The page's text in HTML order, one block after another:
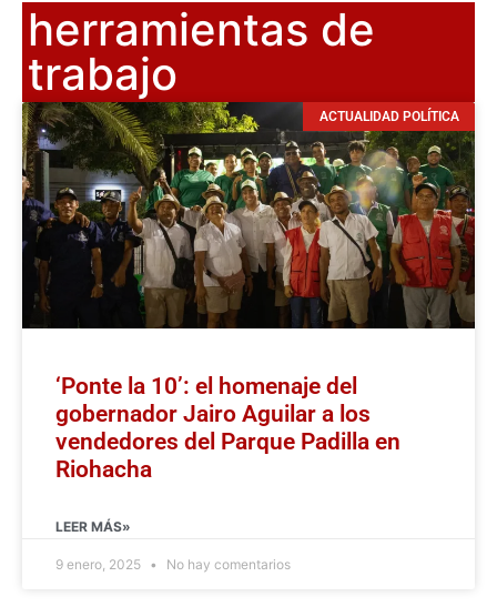
herramientas de
trabajo
ACTUALIDAD POLÍTICA
‘Ponte la 10’: el homenaje del
gobernador Jairo Aguilar a los
vendedores del Parque Padilla en
Riohacha
LEER MÁS»
9 enero, 2025 No hay comentarios